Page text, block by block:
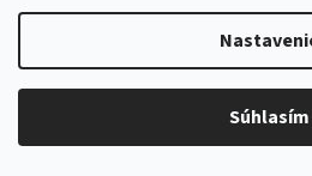
Súhlasím
22 farieb